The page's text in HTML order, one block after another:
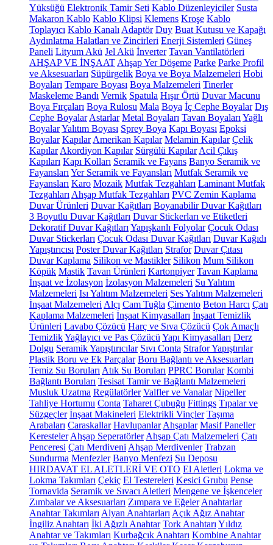
Yüksüğü Elektronik Tamir Seti Kablo Düzenleyiciler Susta
Makaron Kablo Kablo Klipsi Klemens Kroşe Kablo
Toplayıcı Kablo Kanalı Adaptör Duy Buat Kutusu ve Kapağı
Aydınlatma Halatları ve Zincirleri Enerji Sistemleri Güneş
Paneli Lityum Akü Jel Akü İnverter Tavan Vantilatörleri
AHŞAP VE İNŞAAT Ahşap Yer Döşeme Parke Parke Profil
ve Aksesuarları Süpürgelik Boya ve Boya Malzemeleri Hobi
Boyaları Tempare Boyası Boya Malzemeleri Tinerler
Maskeleme Bandı Vernik Spatula Hışır Örtü Duvar Macunu
Boya Fırçaları Boya Rulosu Mala Boya İç Cephe Boyalar Dış
Cephe Boyalar Astarlar Metal Boyaları Tavan Boyaları Yağlı
BoyalarYalıtım Boyası Sprey Boya Kapı Boyası Epoksi
Boyalar Kapılar Amerikan Kapılar Melamin Kapılar Çelik
Kapılar Akordiyon Kapılar Sürgülü Kapılar Acil Çıkış
Kapıları Kapı Kolları Seramik ve Fayans Banyo Seramik ve
Fayansları Yer Seramik ve Fayansları Mutfak Seramik ve
Fayansları Karo Mozaik Mutfak Tezgahları Laminant Mutfak
Tezgahları Ahşap Mutfak Tezgahları PVC Zemin Kaplama
Duvar Ürünleri Duvar Kağıtları Boyanabilir Duvar Kağıtları
3 Boyutlu Duvar Kağıtları Duvar Stickerları ve Etiketleri
Dekoratif Duvar Kağıtları Yapışkanlı Folyolar Çocuk Odası
Duvar Stickerları Çocuk Odası Duvar Kağıtları Duvar Kağıdı
Yapıştırıcısı Poster Duvar Kağıtları Strafor Duvar Çıtası
Duvar Kaplama Silikon ve Mastikler Silikon Mum Silikon
Köpük Mastik Tavan Ürünleri Kartonpiyer Tavan Kaplama
İnşaat ve İzolasyon İzolasyon Malzemeleri Su Yalıtım
Malzemeleri Isı Yalıtım Malzemeleri Ses Yalıtım Malzemeleri
İnşaat Malzemeleri Alçı Cam Tuğla Çimento Beton Harcı Çatı
Kaplama Malzemeleri İnşaat Kimyasalları İnşaat Temizlik
Ürünleri Lavabo Çözücü Harç ve Sıva Çözücü Çok Amaçlı
TemizlikYağlayıcı ve Pas Çözücü Yapı Kimyasalları Derz
Dolgu Seramik Yapıştırıcılar Sıvı Conta Strafor Yapıştırılar
Plastik Boru ve Ek Parçalar Boru Bağlantı ve Aksesuarları
Temiz Su Boruları Atık Su Boruları PPRC Borular Kombi
Bağlantı Boruları Tesisat Tamir ve Bağlantı Malzemeleri
Musluk Uzatma Regülatörler Valfler ve Vanalar Nipeller
Tahliye Hortumu Conta Taharet Çubuğu Fittings Tıpalar ve
Süzgeçler İnşaat Makineleri Elektrikli Vinçler Taşıma
Arabaları Caraskallar Havlupanlar Ahşaplar Masif Paneller
Keresteler Ahşap Seperatörler Ahşap Çatı Malzemeleri Çatı
Penceresi Çatı Merdiveni Ahşap Merdivenler Trabzan
Sundurma Menfezler Banyo Menfezi Su Deposu
HIRDAVAT EL ALETLERİ VE OTO El Aletleri Lokma ve
Lokma Takımları Çekiç El Testereleri Kesici Grubu Pense
Tornavida Seramik ve Sıvacı Aletleri Mengene ve İşkenceler
Zımbalar ve Aksesuarları Zımpara ve Eğeler Anahtarlar
Anahtar Takımları Alyan Anahtarları Açık Ağız Anahtar
İngiliz Anahtarı İki Ağızlı Anahtar Tork Anahtarı Yıldız
Anahtar ve Takımları Kurbağcık Anahtarı Kombine Anahtar